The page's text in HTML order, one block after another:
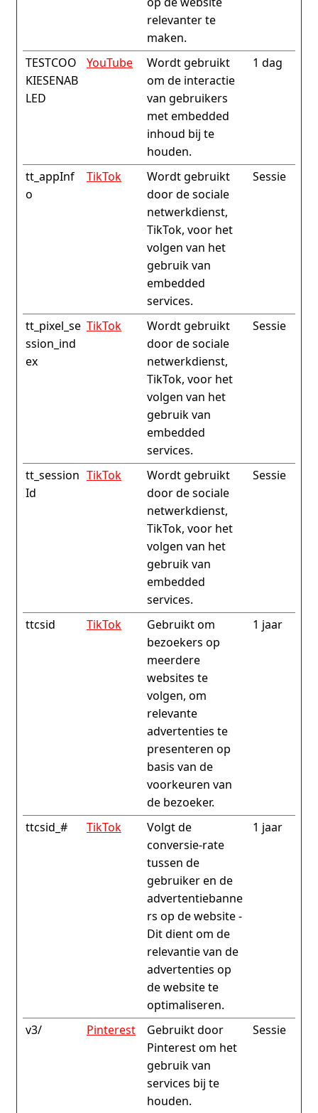
relevanter te
maken.
TESTCOO
KIESENAB
LED
YouTube
Wordt gebruikt
om de interactie
van gebruikers
met embedded
inhoud bij te
houden.
1 dag
tt_appInf
o
TikTok
Wordt gebruikt
door de sociale
netwerkdienst,
TikTok, voor het
volgen van het
gebruik van
embedded
services.
Sessie
tt_pixel_se
ssion_ind
ex
TikTok
Wordt gebruikt
door de sociale
netwerkdienst,
TikTok, voor het
volgen van het
gebruik van
embedded
services.
Sessie
tt_session
Id
TikTok
Wordt gebruikt
door de sociale
netwerkdienst,
TikTok, voor het
volgen van het
gebruik van
embedded
services.
Sessie
ttcsid TikTok
Gebruikt om
bezoekers op
meerdere
websites te
volgen, om
relevante
advertenties te
presenteren op
basis van de
voorkeuren van
de bezoeker.
1 jaar
ttcsid_# TikTok
Volgt de
conversie-rate
tussen de
gebruiker en de
advertentiebanne
rs op de website -
Dit dient om de
relevantie van de
advertenties op
de website te
optimaliseren.
1 jaar
v3/ Pinterest
Gebruikt door
Pinterest om het
gebruik van
services bij te
houden.
Sessie